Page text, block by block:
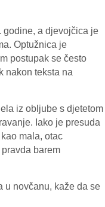
godine, a djevojčica je
Optužnica je
postupak se često
nakon teksta na
iz obljube s djetetom
Iako je presuda
mala, otac
barem
u novčanu, kaže da se